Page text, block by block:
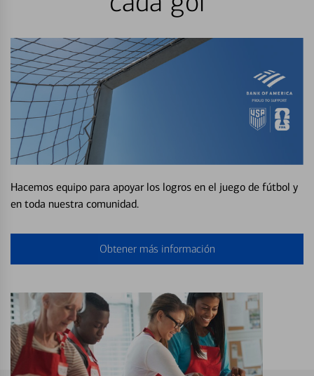
Hacemos equipo para apoyar los logros en el juego de fútbol y
en toda nuestra comunidad.
Obtener más información